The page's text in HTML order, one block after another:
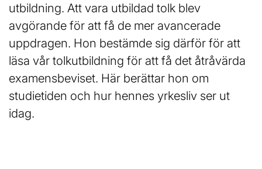
utbildning. Att vara utbildad tolk blev
avgörande för att få de mer avancerade
uppdragen. Hon bestämde sig därför för att
läsa vår tolkutbildning för att få det åtråvärda
examensbeviset. Här berättar hon om
studietiden och hur hennes yrkesliv ser ut
idag.